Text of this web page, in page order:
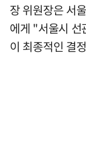
장 위원장은 서
에게 "서울시 선
이 최종적인 결